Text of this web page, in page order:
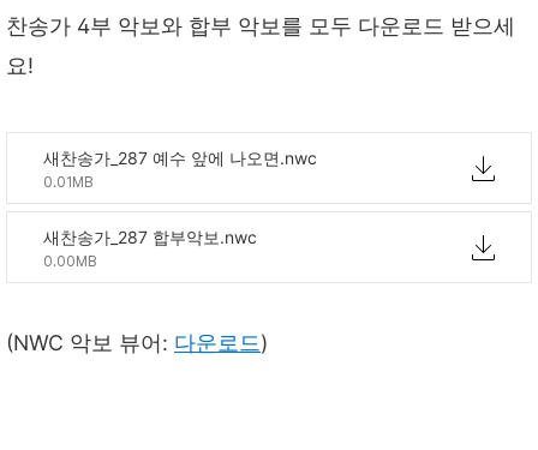
찬송가 4부 악보와 합부 악보를 모두 다운로드 받으세
요!
새찬송가_287 예수 앞에 나오면.nwc
0.01MB
새찬송가_287 합부악보.nwc
0.00MB
(NWC 악보 뷰어: 다운로드)